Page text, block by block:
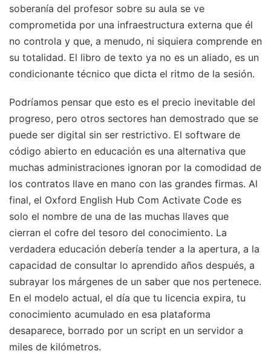
soberanía del profesor sobre su aula se ve
comprometida por una infraestructura externa que él
no controla y que, a menudo, ni siquiera comprende en
su totalidad. El libro de texto ya no es un aliado, es un
condicionante técnico que dicta el ritmo de la sesión.
Podríamos pensar que esto es el precio inevitable del
progreso, pero otros sectores han demostrado que se
puede ser digital sin ser restrictivo. El software de
código abierto en educación es una alternativa que
muchas administraciones ignoran por la comodidad de
los contratos llave en mano con las grandes firmas. Al
final, el Oxford English Hub Com Activate Code es
solo el nombre de una de las muchas llaves que
cierran el cofre del tesoro del conocimiento. La
verdadera educación debería tender a la apertura, a la
capacidad de consultar lo aprendido años después, a
subrayar los márgenes de un saber que nos pertenece.
En el modelo actual, el día que tu licencia expira, tu
conocimiento acumulado en esa plataforma
desaparece, borrado por un script en un servidor a
miles de kilómetros.